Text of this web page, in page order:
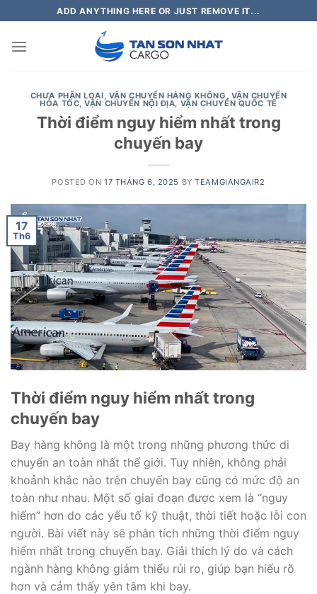
to
content
ADD ANYTHING HERE OR JUST REMOVE IT...
CHƯA PHÂN LOẠI, VẬN CHUYỂN HÀNG KHÔNG , VẬN CHUYỂN
HỎA TỐC,VẬN CHUYỂN NỘI ĐỊA, VẬN CHUYỂN QUỐC TẾ
Thời điểm nguy hiểm nhất trong
chuyến bay
POSTED ON17 THÁNG 6, 2025 BYTEAMGIANGAIR2
17
Th6
Thời điểm nguy hiểm nhất trong
chuyến bay
Bay hàng không là một trong những phương thức di
chuyển an toàn nhất thế giới. Tuy nhiên, không phải
khoảnh khắc nào trên chuyến bay cũng có mức độ an
toàn như nhau. Một số giai đoạn được xem là “nguy
hiểm” hơn do các yếu tố kỹ thuật, thời tiết hoặc lỗi con
người. Bài viết này sẽ phân tích những thời điểm nguy
hiểm nhất trong chuyến bay. Giải thích lý do và cách
ngành hàng không giảm thiểu rủi ro, giúp bạn hiểu rõ
hơn và cảm thấy yên tâm khi bay.